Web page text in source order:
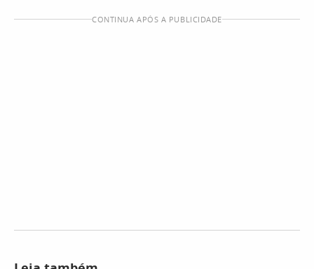
CONTINUA APÓS A PUBLICIDADE